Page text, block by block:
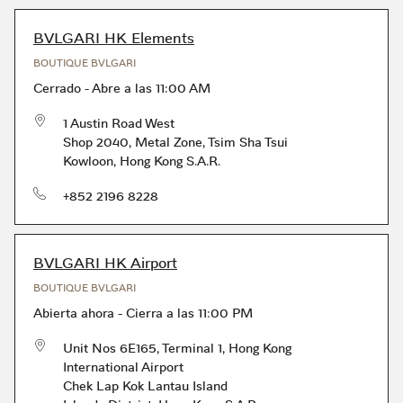
BVLGARI HK Elements
BOUTIQUE BVLGARI
Cerrado -Abre a las 11:00 AM
1 Austin Road West
Shop 2040, Metal Zone,Tsim Sha Tsui
Kowloon, Hong Kong S.A.R.
Teléfono+852 2196 8228
BVLGARI HK Airport
BOUTIQUE BVLGARI
Abierta ahora - Cierra a las 11:00 PM
Unit Nos 6E165, Terminal 1, Hong Kong
International Airport
Chek Lap Kok Lantau Island